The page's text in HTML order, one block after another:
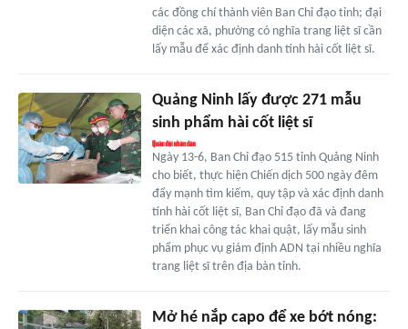
các đồng chí thành viên Ban Chỉ đạo tỉnh; đại
diện các xã, phường có nghĩa trang liệt sĩ cần
lấy mẫu để xác định danh tính hài cốt liệt sĩ.
Quảng Ninh lấy được 271 mẫu
sinh phẩm hài cốt liệt sĩ
Ngày 13-6, Ban Chỉ đạo 515 tỉnh Quảng Ninh
cho biết, thực hiện Chiến dịch 500 ngày đêm
đẩy mạnh tìm kiếm, quy tập và xác định danh
tính hài cốt liệt sĩ, Ban Chỉ đạo đã và đang
triển khai công tác khai quật, lấy mẫu sinh
phẩm phục vụ giám định ADN tại nhiều nghĩa
trang liệt sĩ trên địa bàn tỉnh.
Mở hé nắp capo để xe bớt nóng: